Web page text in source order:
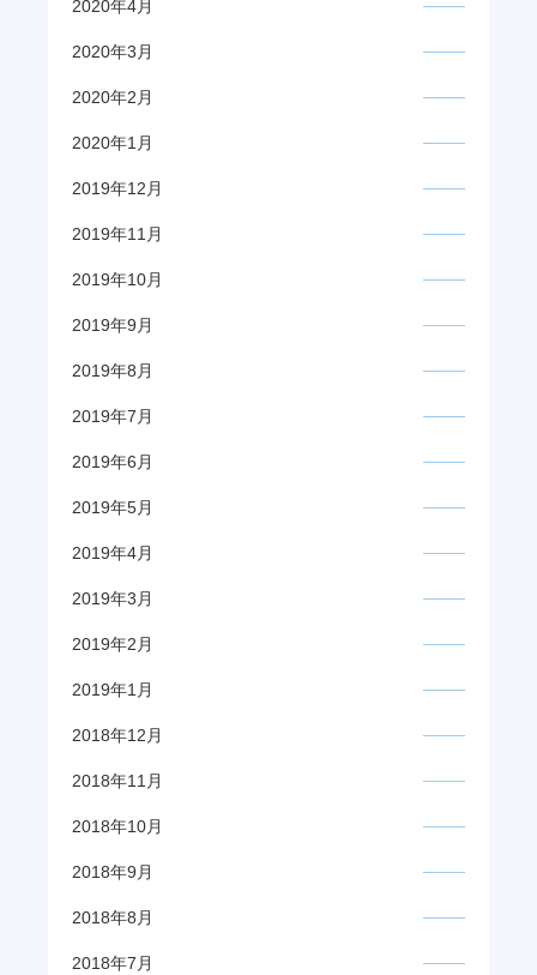
2020年4月
2020年3月
2020年2月
2020年1月
2019年12月
2019年11月
2019年10月
2019年9月
2019年8月
2019年7月
2019年6月
2019年5月
2019年4月
2019年3月
2019年2月
2019年1月
2018年12月
2018年11月
2018年10月
2018年9月
2018年8月
2018年7月